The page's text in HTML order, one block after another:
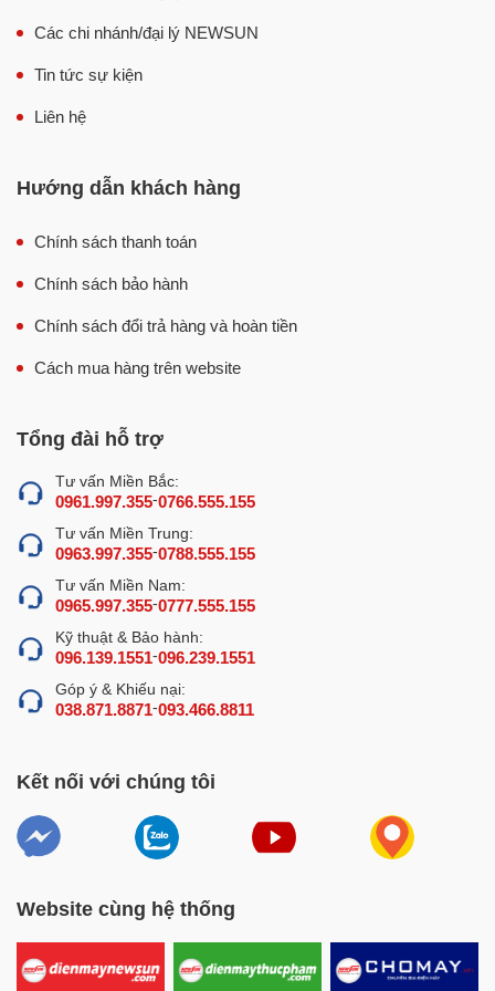
Tủ sấy bát đĩa công nghiệp 2 buồng 10 khay có kiểu
giản nhưng lại sở hữu nhiều tính năng vượt trội, mang
Kiểu dáng chuyên nghiệp, hiện đại
Cấu tạo tủ sấy bát đũa công nghiệp 2 buồng
Các chi nhánh/đại lý NEWSUN
Tin tức sự kiện
Liên hệ
Hướng dẫn khách hàng
Chính sách thanh toán
Chính sách bảo hành
Chính sách đổi trả hàng và hoàn tiền
Cách mua hàng trên website
Tổng đài hỗ trợ
Tư vấn Miền Bắc:
0961.997.355-0766.555.155
Tư vấn Miền Trung:
0963.997.355-0788.555.155
Tư vấn Miền Nam:
0965.997.355-0777.555.155
Kỹ thuật & Bảo hành:
096.139.1551-096.239.1551
Góp ý & Khiếu nại:
038.871.8871-093.466.8811
Kết nối với chúng tôi
Website cùng hệ thống